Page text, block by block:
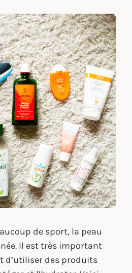
de sport, la peau
Il est très important
d’utiliser des produits